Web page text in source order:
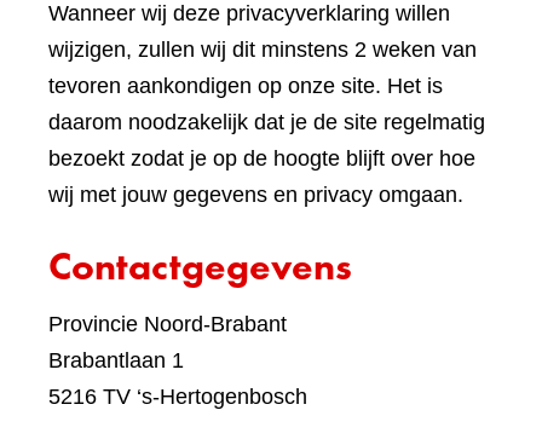
Wanneer wij deze privacyverklaring willen
wijzigen, zullen wij dit minstens 2 weken van
tevoren aankondigen op onze site. Het is
daarom noodzakelijk dat je de site regelmatig
bezoekt zodat je op de hoogte blijft over hoe
wij met jouw gegevens en privacy omgaan.
Contactgegevens
Provincie Noord-Brabant
Brabantlaan 1
5216 TV ‘s-Hertogenbosch